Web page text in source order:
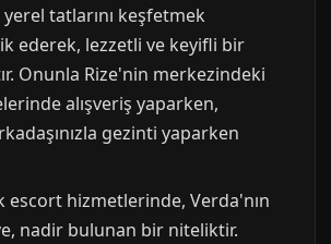
tatlarını keşfetmek
ederek, lezzetli ve keyifli bir
Onunla Rize'nin merkezindeki
alışveriş yaparken,
gezinti yaparken
escort hizmetlerinde, Verda'nın
nadir bulunan bir niteliktir.